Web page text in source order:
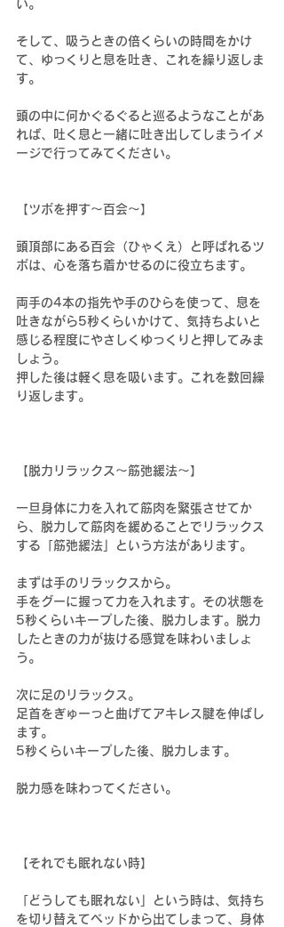
い。
そして、吸うときの倍くらいの時間をかけ
て、ゆっくりと息を吐き、これを繰り返しま
す。
頭の中に何かぐるぐると巡るようなことがあ
れば、吐く息と一緒に吐き出してしまうイメ
ージで行ってみてください。
【ツボを押す～百会～】
頭頂部にある百会（ひゃくえ）と呼ばれるツ
ボは、心を落ち着かせるのに役立ちます。
両手の4本の指先や手のひらを使って、息を
吐きながら5秒くらいかけて、気持ちよいと
感じる程度にやさしくゆっくりと押してみま
しょう。
押した後は軽く息を吸います。これを数回繰
り返します。
【脱力リラックス～筋弛緩法～】
一旦身体に力を入れて筋肉を緊張させてか
ら、脱力して筋肉を緩めることでリラックス
する「筋弛緩法」という方法があります。
まずは手のリラックスから。
手をグーに握って力を入れます。その状態を
5秒くらいキープした後、脱力します。脱力
したときの力が抜ける感覚を味わいましょ
う。
次に足のリラックス。
足首をぎゅーっと曲げてアキレス腱を伸ばし
ます。
5秒くらいキープした後、脱力します。
脱力感を味わってください。
【それでも眠れない時】
「どうしても眠れない」という時は、気持ち
を切り替えてベッドから出てしまって、身体